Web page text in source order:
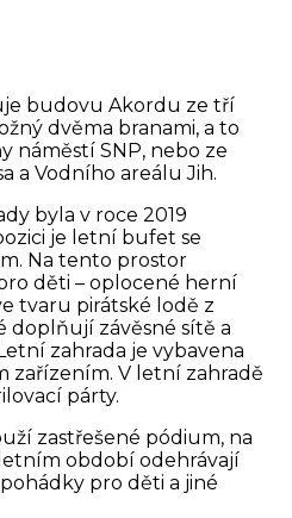
budovu Akordu ze tří
dvěma branami, a to
náměstí SNP, nebo ze
a Vodního areálu Jih.
byla v roce 2019
je letní bufet se
Na tento prostor
děti – oplocené herní
tvaru pirátské lodě z
doplňují závěsné sítě a
zahrada je vybavena
zařízením. V letní zahradě
párty.
zastřešené pódium, na
období odehrávají
pro děti a jiné